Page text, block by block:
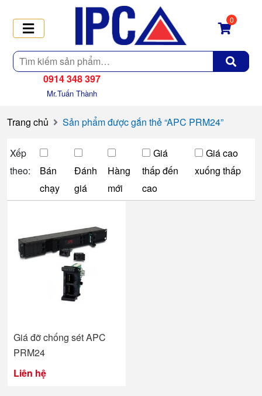
Tìm
kiếm
0
0914 348 397
Mr.Tuấn Thành
Trang chủ Sản phẩm được gắn thẻ “APC PRM24”
Xếp
theo:
Bán
chạy
Đánh
giá
Hàng
mới
Giá
thấp đến
cao
Giá cao
xuống thấp
Giá đỡ chống sét APC
PRM24
Liên hệ